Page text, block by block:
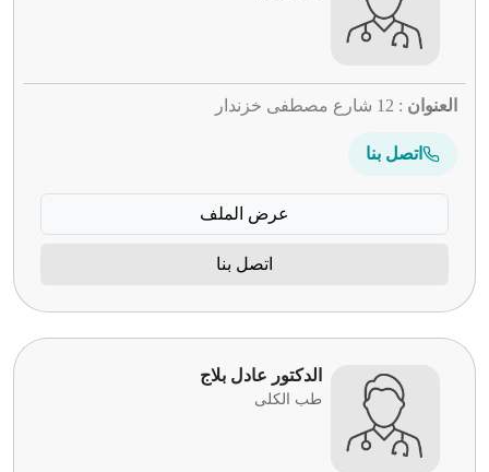
العنوان : 12 شارع مصطفى خزندار
اتصل بنا
عرض الملف
اتصل بنا
الدكتور عادل بلاج
طب الكلى